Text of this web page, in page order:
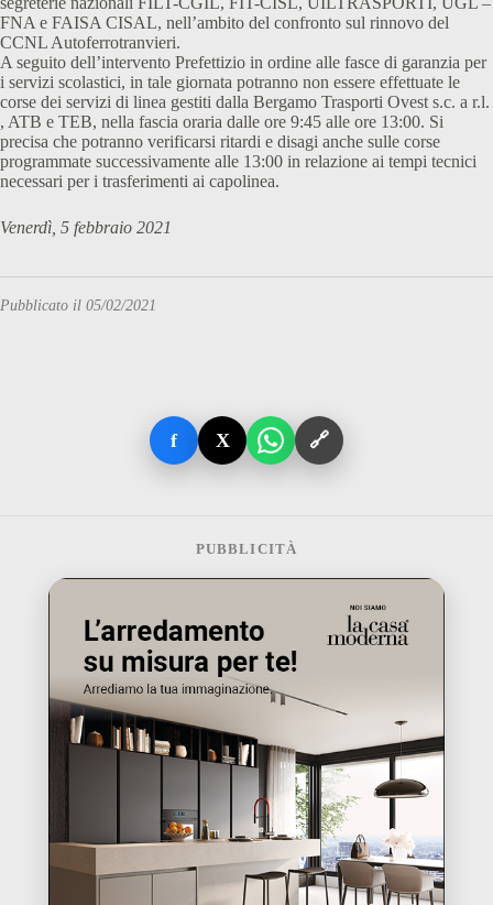
FNA e FAISA CISAL, nell’ambito del confronto sul rinnovo del
CCNL Autoferrotranvieri.
A seguito dell’intervento Prefettizio in ordine alle fasce di garanzia per
i servizi scolastici, in tale giornata potranno non essere effettuate le
corse dei servizi di linea gestiti dalla Bergamo Trasporti Ovest s.c. a r.l.
, ATB e TEB, nella fascia oraria dalle ore 9:45 alle ore 13:00. Si
precisa che potranno verificarsi ritardi e disagi anche sulle corse
programmate successivamente alle 13:00 in relazione ai tempi tecnici
necessari per i trasferimenti ai capolinea.
Venerdì, 5 febbraio 2021
Pubblicato il 05/02/2021
f X 🔗
PUBBLICITÀ